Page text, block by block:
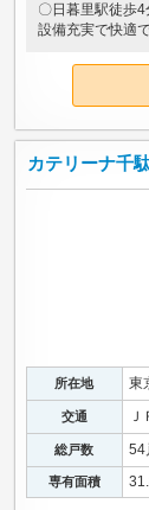
〇日暮里駅徒歩
設備充実で快適で
カテリーナ千
所在地 東
交通
総戸数 54
専有面積